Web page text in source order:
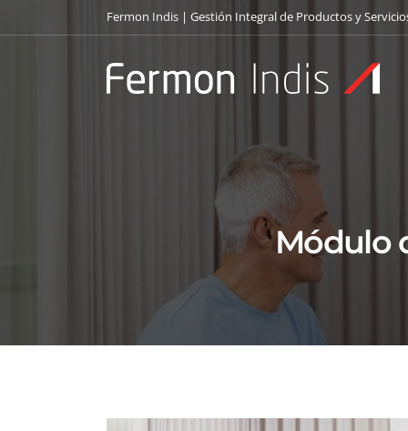
Fermon Indis | Gestión Integral de Productos y
Módulo